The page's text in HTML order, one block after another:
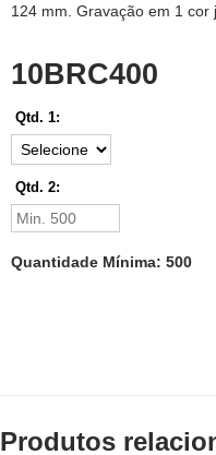
124 mm. Gravação em 1 cor
10BRC400
Qtd. 1:
Qtd. 2:
Quantidade Mínima: 500
Produtos